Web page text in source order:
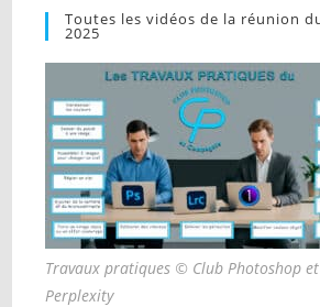
Toutes les vidéos de la réunion
2025
Travaux pratiques © Club Photoshop et
Perplexity